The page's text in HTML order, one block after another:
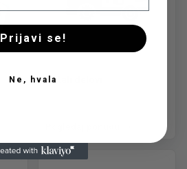
Ostali delovi
Prijavi se!
Ne, hvala